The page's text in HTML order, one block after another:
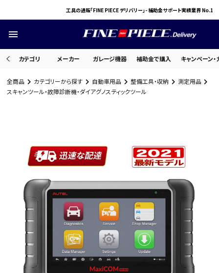
工具の通販「FINE PIECE デリバリー」- 補助金サポート実績業界 No.1
menu
カテゴリ メーカー ガレージ機器 補助金で購入 キャンペーン
search
ログイン person 会員登録
全商品 カテゴリーから探す 自動車用品 整備工具・収納
測定用品
スキャンツール・故障診断機・ダイアグノスティックツール